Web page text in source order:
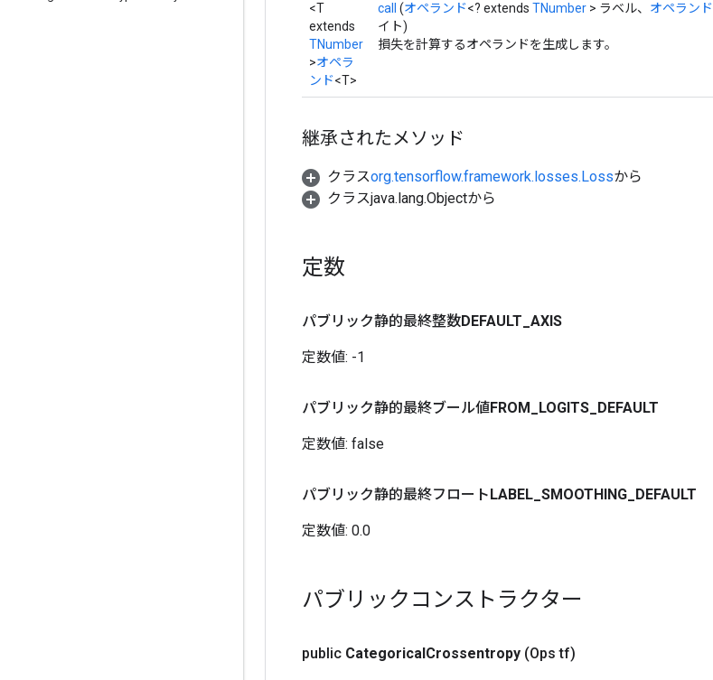
<T
extends
TNumber
>オペラ
ンド<T>
call (オペランド<? extends TNumber > ラベル、 オペランド
イト)
損失を計算するオペランドを生成します。
継承されたメソッド
クラスorg.tensorflow.framework.losses.Lossから
クラスjava.lang.Objectから
定数
パブリック静的最終整数DEFAULT AXIS
定数値: -1
パブリック静的最終ブール値FROM LOGITS DEFAULT
定数値: false
パブリック静的最終フロートLABEL SMOOTHING DEFAULT
定数値: 0.0
パブリックコンストラクター
public CategoricalCrossentropy (Ops tf)